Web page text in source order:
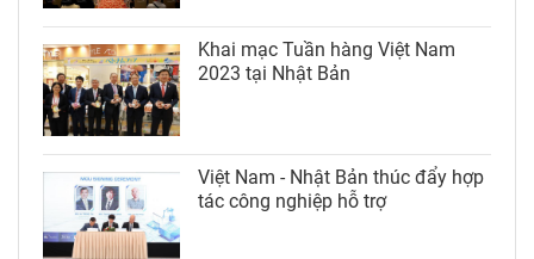
Khai mạc Tuần hàng Việt Nam
2023 tại Nhật Bản
Việt Nam - Nhật Bản thúc đẩy hợp
tác công nghiệp hỗ trợ